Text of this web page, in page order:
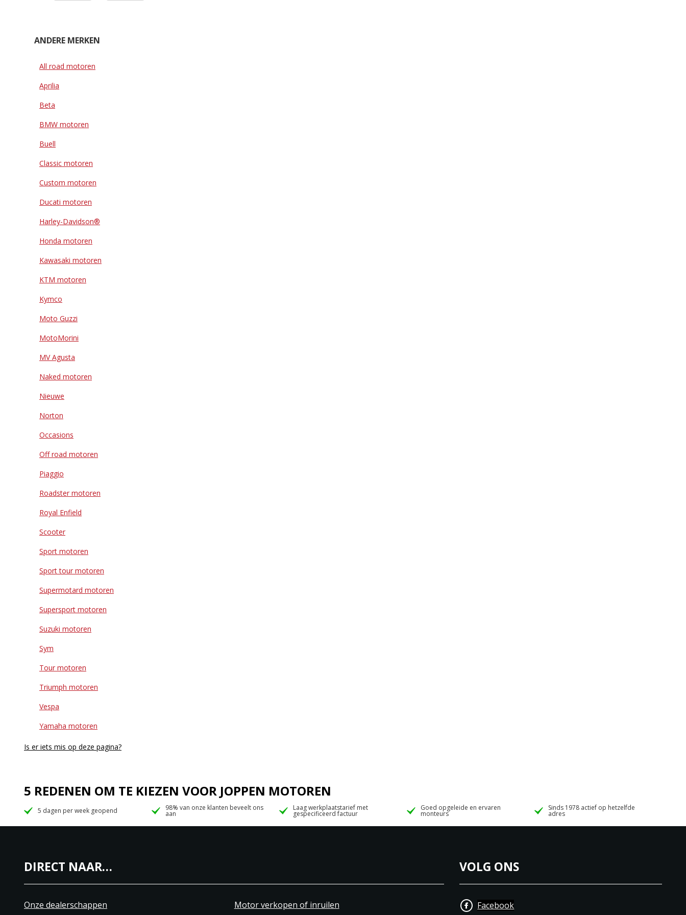
ANDERE MERKEN
All road motoren
Aprilia
Beta
BMW motoren
Buell
Classic motoren
Custom motoren
Ducati motoren
Harley-Davidson®
Honda motoren
Kawasaki motoren
KTM motoren
Kymco
Moto Guzzi
MotoMorini
MV Agusta
Naked motoren
Nieuwe
Norton
Occasions
Off road motoren
Piaggio
Roadster motoren
Royal Enfield
Scooter
Sport motoren
Sport tour motoren
Supermotard motoren
Supersport motoren
Suzuki motoren
Sym
Tour motoren
Triumph motoren
Vespa
Yamaha motoren
Is er iets mis op deze pagina?
5 REDENEN OM TE KIEZEN VOOR JOPPEN MOTOREN
5 dagen per week geopend 98% van onze klanten beveelt ons
aan
Laag werkplaatstarief met
gespecificeerd factuur
Goed opgeleide en ervaren
monteurs
Sinds 1978 actief op hetzelfde
adres
DIRECT NAAR…
Onze dealerschappen Motor verkopen of inruilen
VOLG ONS
Facebook